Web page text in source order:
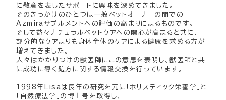
に敬意を表したサポートに興味を深めてきました。
そのきっかけのひとつは一般ペットオーナーの間での
Azmiraサプルメントへの評価の高まりによるものです。
そして益々ナチュラルペットケアへの関心が高まると共に、
部分的なケアよりも身体全体のケアによる健康を求める方が
増えてきました。
人々はかかりつけの獣医師にこの意思を表明し、獣医師と共
に成功に導く処方に関する情報交換を行っています。
1998年Lisaは長年の研究を元に「ホリスティック栄養学」と
「自然療法学」の博士号を取得し、